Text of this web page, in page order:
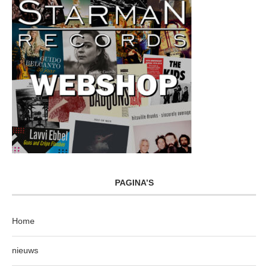
PAGINA’S
Home
nieuws